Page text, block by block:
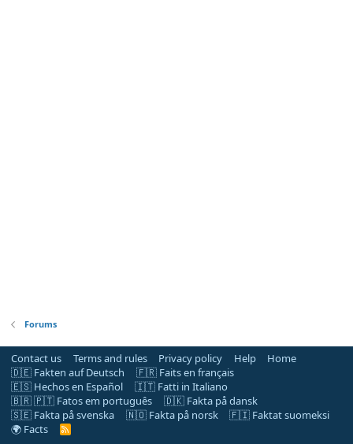
Forums
Contact us Terms and rules Privacy policy Help
Home
🇩🇪 Fakten auf Deutsch
🇫🇷 Faits en français
🇪🇸 Hechos en Español
🇮🇹 Fatti in Italiano
🇧🇷 🇵🇹 Fatos em português
🇩🇰 Fakta på dansk
🇸🇪 Fakta på svenska
🇳🇴 Fakta på norsk
🇫🇮 Faktat suomeksi
🌍 Facts
R